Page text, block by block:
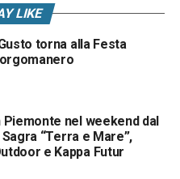
LIKE
torna alla Festa
Piemonte nel weekend dal
Sagra “Terra e Mare”,
e Kappa Futur